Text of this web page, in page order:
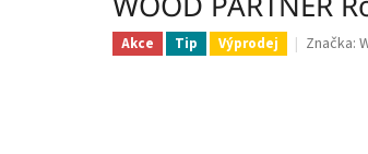
Akce Tip Výprodej Značka: